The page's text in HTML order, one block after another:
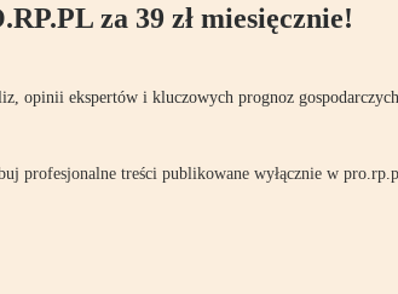
za 39 zł miesięcznie!
opinii ekspertów i kluczowych prognoz
profesjonalne treści publikowane wyłącznie w